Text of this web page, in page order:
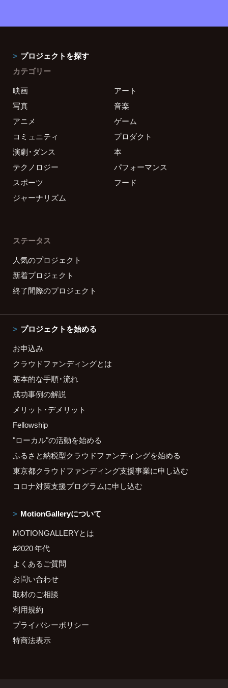
プロジェクトを探す
カテゴリー
映画
アート
写真
音楽
アニメ
ゲーム
コミュニティ
プロダクト
演劇・ダンス
本
テクノロジー
パフォーマンス
スポーツ
フード
ジャーナリズム
ステータス
人気のプロジェクト
新着プロジェクト
終了間際のプロジェクト
プロジェクトを始める
お申込み
クラウドファンディングとは
基本的な手順・流れ
成功事例の解説
メリット・デメリット
Fellowship
"ローカル"の活動を始める
ふるさと納税型クラウドファンディングを始める
東京都クラウドファンディング支援事業に申し込む
コロナ対策支援プログラムに申し込む
MotionGalleryについて
MOTIONGALLERYとは
#2020 年代
よくあるご質問
お問い合わせ
取材のご相談
利用規約
プライバシーポリシー
特商法表示